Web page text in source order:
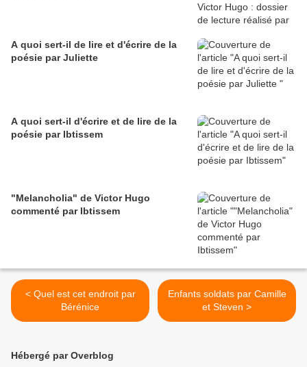
A quoi sert-il de lire et d'écrire de la
poésie par Juliette
A quoi sert-il d'écrire et de lire de la
poésie par Ibtissem
"Melancholia" de Victor Hugo
commenté par Ibtissem
< Quel est cet endroit par
Bérénice
Enfants soldats par Camille
et Steven >
Hébergé par Overblog